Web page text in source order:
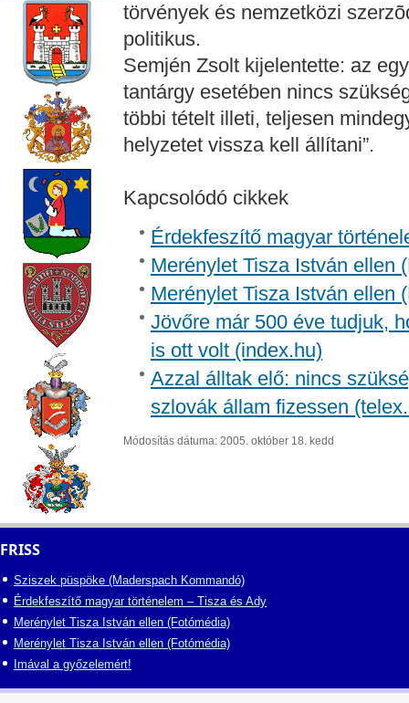
törvények és nemzetközi
politikus.
Semjén Zsolt kijelentette: az
tantárgy esetében nincs
többi tételt illeti, teljesen
helyzetet vissza kell állítani”.
Kapcsolódó cikkek
Érdekfeszítő magyar
Merénylet Tisza István ellen
Merénylet Tisza István ellen
Jövőre már 500 éve tudjuk,
is ott volt (index.hu)
Azzal álltak elő: nincs
szlovák állam fizessen
Módosítás dátuma: 2005. október 18. kedd
FRISS
Sziszek püspöke (Maderspach Kommandó)
Érdekfeszítő magyar történelem – Tisza és Ady
Merénylet Tisza István ellen (Fotómédia)
Merénylet Tisza István ellen (Fotómédia)
Imával a győzelemért!